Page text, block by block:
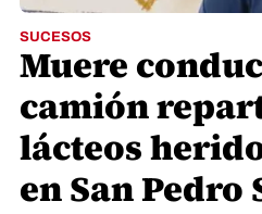
SUCESOS
Muere
camión
lácteos
en San Pedro